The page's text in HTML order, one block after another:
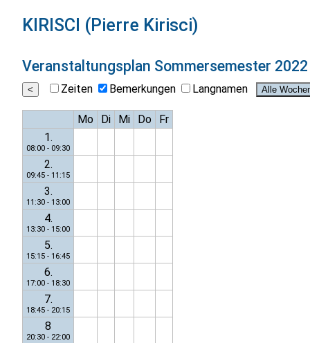
KIRISCI (Pierre Kirisci)
Veranstaltungsplan Sommersemester 2022
Zeiten Bemerkungen Langnamen
Mo Di Mi Do
Fr
1.
08:00 - 09:30
2.
09:45 - 11:15
3.
11:30 - 13:00
4.
13:30 - 15:00
5.
15:15 - 16:45
6.
17:00 - 18:30
7.
18:45 - 20:15
8
20:30 - 22:00